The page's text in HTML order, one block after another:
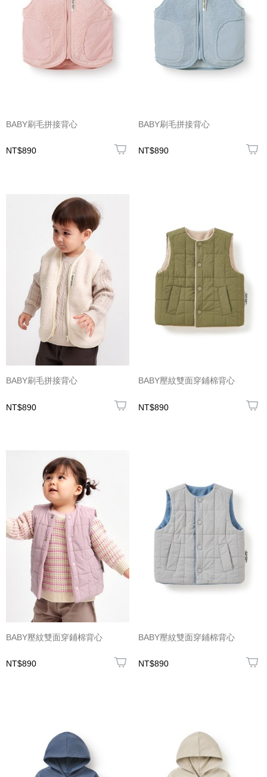
BABY刷毛拼接背心
NT$890
BABY刷毛拼接背心
NT$890
BABY刷毛拼接背心
NT$890
BABY壓紋雙面穿鋪棉背心
NT$890
BABY壓紋雙面穿鋪棉背心
NT$890
BABY壓紋雙面穿鋪棉背心
NT$890